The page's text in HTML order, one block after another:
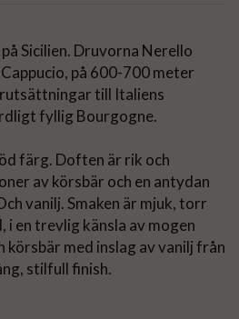
Sicilien. Druvorna Nerello
på 600-700 meter
till Italiens
fyllig Bourgogne.
färg. Doften är rik och
av körsbär och en antydan
vanilj. Smaken är mjuk, torr
i en trevlig känsla av mogen
med inslag av vanilj från
stilfull finish.